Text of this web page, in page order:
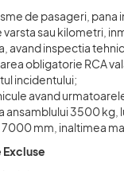
de pasageri, pana
varsta sau kilometri,
avand inspectia
obligatorie RCA
incidentului;
avand
ansamblului 3500 kg,
mm, inaltimea